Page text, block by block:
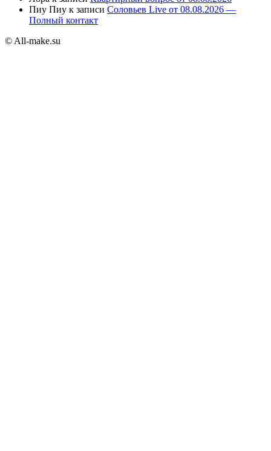
Пиу Пиу к записи Соловьев Live от 08.08.2026 —
Полный контакт
© All-make.su